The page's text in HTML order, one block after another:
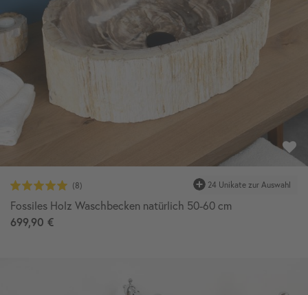
24 Unikate zur Auswahl
Fossiles Holz Waschbecken natürlich 50-60 cm
699,90 €